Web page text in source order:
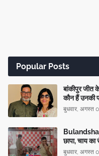
Popular Posts
बांकीपुर जीत
कौन हैं उनकी
बुधवार, अगस्त
छापा, चाय
बुधवार, अगस्त